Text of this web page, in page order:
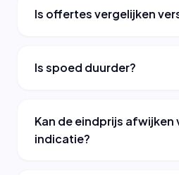
Is offertes vergelijken
Is spoed duurder?
Kan de eindprijs afwijken
indicatie?